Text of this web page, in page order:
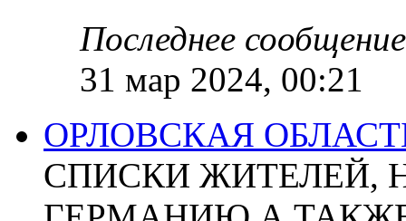
Последнее сообщение
31 мар 2024, 00:21
ОРЛОВСКАЯ
СПИСКИ ЖИТЕЛЕЙ,